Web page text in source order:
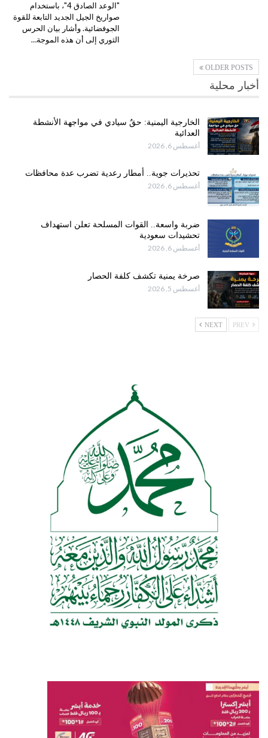
"الوعد الصادق 4"، باستخدام
صواريخ الجيل الجديد التابعة للقوة
الجوفضائية. وأشار بيان الحرس
الثوري إلى أن هذه الموجة…
OLDER POSTS
أخبار محلية
الخارجية اليمنية: حقٌ سيادي في مواجهة الأنشطة
العدائية
أغسطس 6, 2026
تحذيرات جوية.. أمطار رعدية تضرب عدة محافظات
أغسطس 6, 2026
ضربة واسعة.. القوات المسلحة تعلن استهداف
تحشيدات سعودية
أغسطس 6, 2026
صرخة يمنية تكشف كلفة الحصار
أغسطس 5, 2026
NEXT